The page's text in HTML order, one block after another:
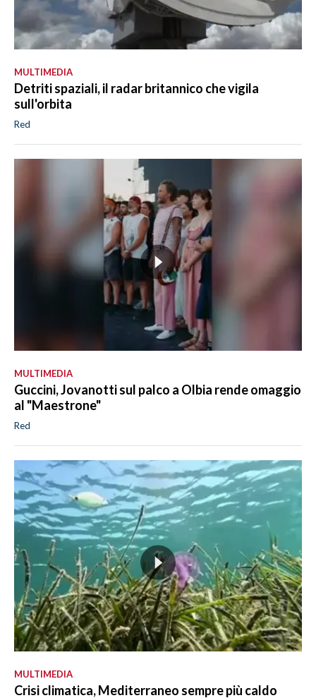
MULTIMEDIA
Detriti spaziali, il radar britannico che vigila
sull'orbita
Red
MULTIMEDIA
Guccini, Jovanotti sul palco a Olbia rende omaggio
al "Maestrone"
Red
MULTIMEDIA
Crisi climatica, Mediterraneo sempre più caldo